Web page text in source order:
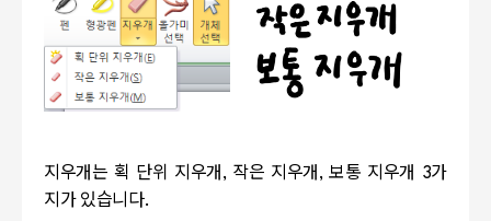
지우개는 획 단위 지우개, 작은 지우개, 보통 지우개 3가
지가 있습니다.